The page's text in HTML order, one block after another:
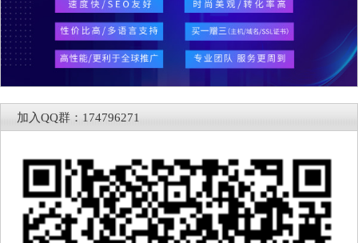
加入QQ群：174796271